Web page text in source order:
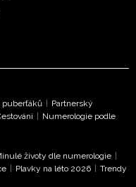
a exkluzivní
podle
, zaškrtněte toto pole.
puberťáků | Partnerský
| Numerologie podle
životy dle numerologie |
| Plavky na léto 2026 | Trendy